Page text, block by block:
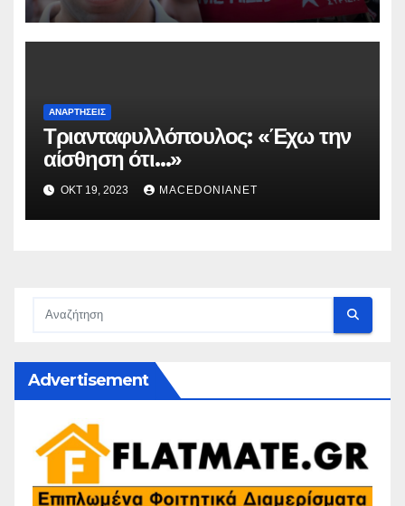
ΑΝΑΡΤΉΣΕΙΣ
Τριανταφυλλόπουλος: «Έχω την
αίσθηση ότι…»
ΟΚΤ 19, 2023 MACEDONIANET
Advertisement